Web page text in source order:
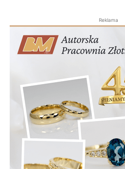
Reklama